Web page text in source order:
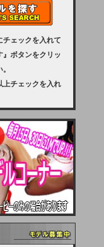
)
テナンス実施のお知
（日曜日）午前8：
ンスを実施いたし
クセスはできませ
程を宜しくお願い
)
テナンスのお知ら
）AM6：00から
）サーバーメンテ
す。ご迷惑をおかけ
チェックを入れて
』ボタンをクリッ
チェックを入れ